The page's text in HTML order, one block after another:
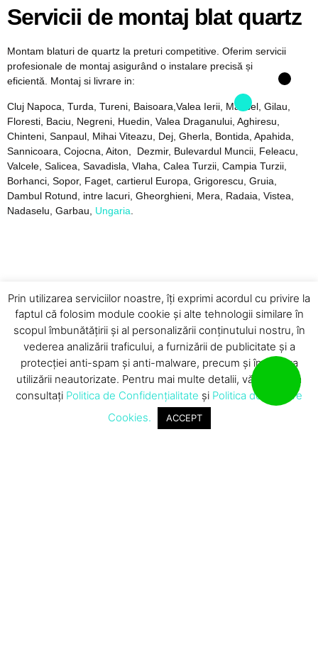
Servicii de montaj blat quartz
Montam blaturi de quartz la preturi competitive. Oferim servicii
profesionale de montaj asigurând o instalare precisă și
eficientă. Montaj si livrare in:
Cluj Napoca, Turda, Tureni, Baisoara,Valea Ierii, Marisel, Gilau,
Floresti, Baciu, Negreni, Huedin, Valea Draganului, Aghiresu,
Chinteni, Sanpaul, Mihai Viteazu, Dej, Gherla, Bontida, Apahida,
Sannicoara, Cojocna, Aiton, Dezmir, Bulevardul Muncii, Feleacu,
Valcele, Salicea, Savadisla, Vlaha, Calea Turzii, Campia Turzii,
Borhanci, Sopor, Faget, cartierul Europa, Grigorescu, Gruia,
Dambul Rotund, intre lacuri, Gheorghieni, Mera, Radaia, Vistea,
Nadaselu, Garbau, Ungaria
clujpiatranaturala@gmail.com
Prin utilizarea serviciilor noastre, îți exprimi acordul cu privire la
faptul că folosim module cookie și alte tehnologii similare în
scopul îmbunătățirii și al personalizării conținutului nostru, în
vederea analizării traficului, a furnizării de publicitate și a
protecției anti-spam și anti-malware, precum și împotriva
utilizării neautorizate. Pentru mai multe detalii, vă rugăm să
consultați Politica de Confidențialitate și Politica de utilizare
Cookies.
ACCEPT